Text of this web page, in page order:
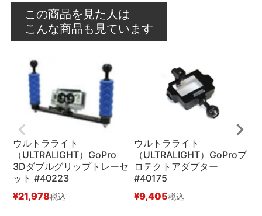
この商品を見た人は
こんな商品も見ています
ウルトラライト
（ULTRALIGHT）GoPro
3Dダブルグリップトレーセ
ット #40223
¥21,978税込
ウルトラライト
（ULTRALIGHT）GoProプ
ロテクトアダプター
#40175
¥9,405税込